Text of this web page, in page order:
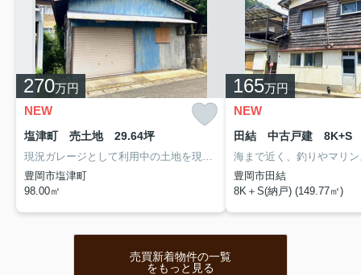
平素は当店をご利用頂き誠にありがとうございます。当
店では、これまで日曜日・祝日を定休日としてまいりま
したが、2025年11月より水曜日・日曜日・祝日を定休
日とさせていただくこととなりました。平日 10:00
～17:00定休日 水曜・日曜・祝日 ※営業日以外の内
覧等をご希望の際はご相談ください。お客...
2025.09.06
【豊岡市高屋】9月14日(日)～
15(月)OPEN HOUS...
【豊岡市高屋】間取りから屋根・耐
震までまるごとリノベ！9/14(日)～
9/15(月・祝) OPEN HOUSE開催！
対面キッチン～LDK～洗濯室へのス
270万円
NEW
塩津町 売土地 29.64坪
豊岡市塩津町
98.00㎡
165万円
NEW
田結 中古戸建 8K+S
豊岡市田結
8K＋S(納戸) (149.77㎡)
売買新着物件の一覧
をもっと見る